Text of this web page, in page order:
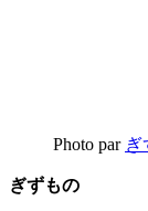
Photo par ぎ
ぎずもの